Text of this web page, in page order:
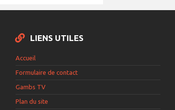
LIENS UTILES
Accueil
Formulaire de contact
Gambs TV
Plan du site